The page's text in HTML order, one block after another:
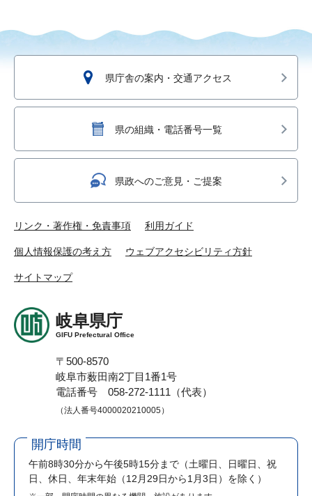
県庁舎の案内・交通アクセス
県の組織・電話番号一覧
県政へのご意見・ご提案
リンク・著作権・免責事項 利用ガイド
個人情報保護の考え方 ウェブアクセシビリティ方針
サイトマップ
岐阜県庁
GIFU Prefectural Office
〒500-8570
岐阜市薮田南2丁目1番1号
電話番号 058-272-1111（代表）
（法人番号4000020210005）
開庁時間
午前8時30分から午後5時15分まで （土曜日、日曜日、祝
日、休日、年末年始（12月29日から1月3日）を除く）